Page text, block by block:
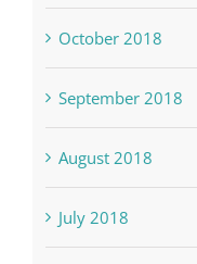
November 2018
October 2018
September 2018
August 2018
July 2018